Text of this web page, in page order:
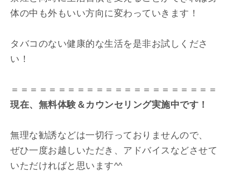
体の中も外もいい方向に変わっていきます！
タバコのない健康的な生活を是非お試しくださ
い！
＝＝＝＝＝＝＝＝＝＝＝＝＝＝＝＝＝＝＝＝＝＝
現在、無料体験＆カウンセリング実施中です！
無理な勧誘などは一切行っておりませんので、
ぜひ一度お越しいただき、アドバイスなどさせて
いただければと思います^^